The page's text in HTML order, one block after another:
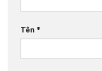
Tên *